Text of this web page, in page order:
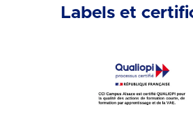
Labels et